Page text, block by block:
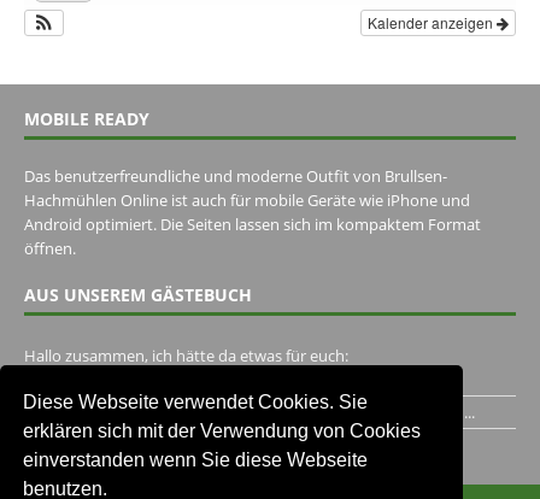
Diese Webseite verwendet Cookies. Sie
erklären sich mit der Verwendung von Cookies
einverstanden wenn Sie diese Webseite
benutzen.
Kalender anzeigen
MOBILE READY
Das benutzerfreundliche und moderne Outfit von Brullsen-
Hachmühlen Online ist auch für mobile Geräte wie iPhone und
Android optimiert. Die Seiten lassen sich im kompaktem Format
öffnen.
AUS UNSEREM GÄSTEBUCH
Hallo zusammen, ich hätte da etwas für euch:
Ich habe ein Jahr im Gasthaus Hugo Pape verbracht..Habe ihn...
Unser Gästebuch besuchen